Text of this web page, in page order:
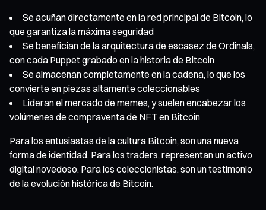
Se acuñan directamente en la red principal de Bitcoin, lo
que garantiza la máxima seguridad
Se benefician de la arquitectura de escasez de Ordinals,
con cada Puppet grabado en la historia de Bitcoin
Se almacenan completamente en la cadena, lo que los
convierte en piezas altamente coleccionables
Lideran el mercado de memes, y suelen encabezar los
volúmenes de compraventa de NFT en Bitcoin
Para los entusiastas de la cultura Bitcoin, son una nueva
forma de identidad. Para los traders, representan un activo
digital novedoso. Para los coleccionistas, son un testimonio
de la evolución histórica de Bitcoin.